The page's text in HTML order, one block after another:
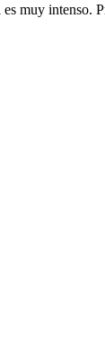
muy intenso.